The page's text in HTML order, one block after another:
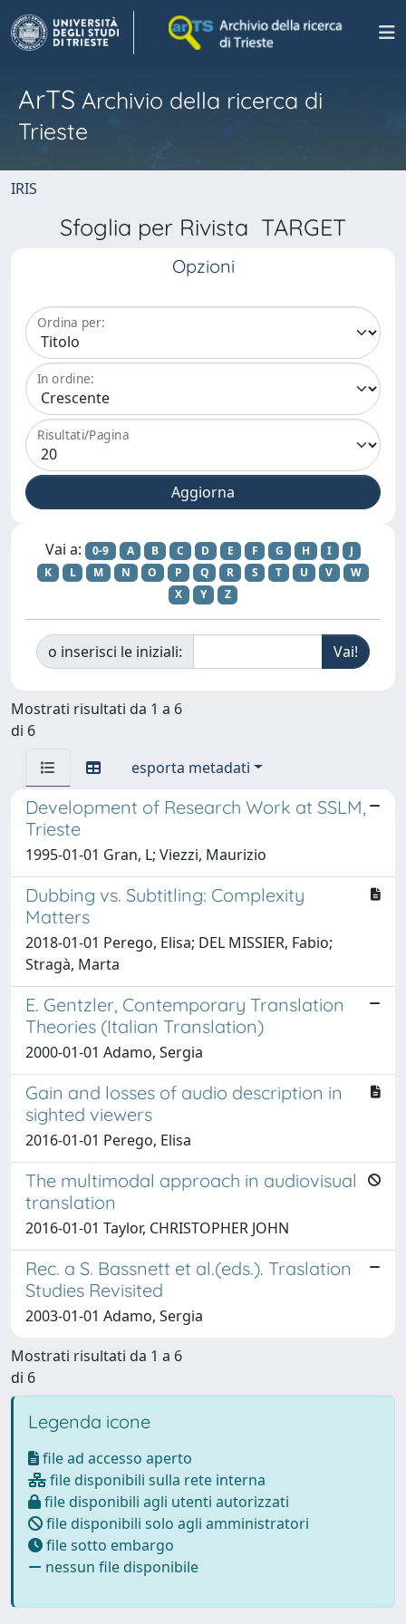
ArTS Archivio della ricerca di
Trieste
IRIS
Sfoglia per Rivista TARGET
Opzioni
Ordina per:
In ordine:
Risultati/Pagina
Vai a: 0-9 A B C D E F G H I
J
K
L M N O P Q R S T U V
W
X
Y Z
o inserisci le iniziali:
Mostrati risultati da 1 a 6
di 6
esporta metadati
Development of Research Work at SSLM,
Trieste
1995-01-01 Gran, L; Viezzi, Maurizio
Dubbing vs. Subtitling: Complexity
Matters
2018-01-01 Perego, Elisa; DEL MISSIER, Fabio;
Stragà, Marta
E. Gentzler, Contemporary Translation
Theories (Italian Translation)
2000-01-01 Adamo, Sergia
Gain and losses of audio description in
sighted viewers
2016-01-01 Perego, Elisa
The multimodal approach in audiovisual
translation
2016-01-01 Taylor, CHRISTOPHER JOHN
Rec. a S. Bassnett et al.(eds.). Traslation
Studies Revisited
2003-01-01 Adamo, Sergia
Mostrati risultati da 1 a 6
di 6
Legenda icone
file ad accesso aperto
file disponibili sulla rete interna
file disponibili agli utenti autorizzati
file disponibili solo agli amministratori
file sotto embargo
nessun file disponibile